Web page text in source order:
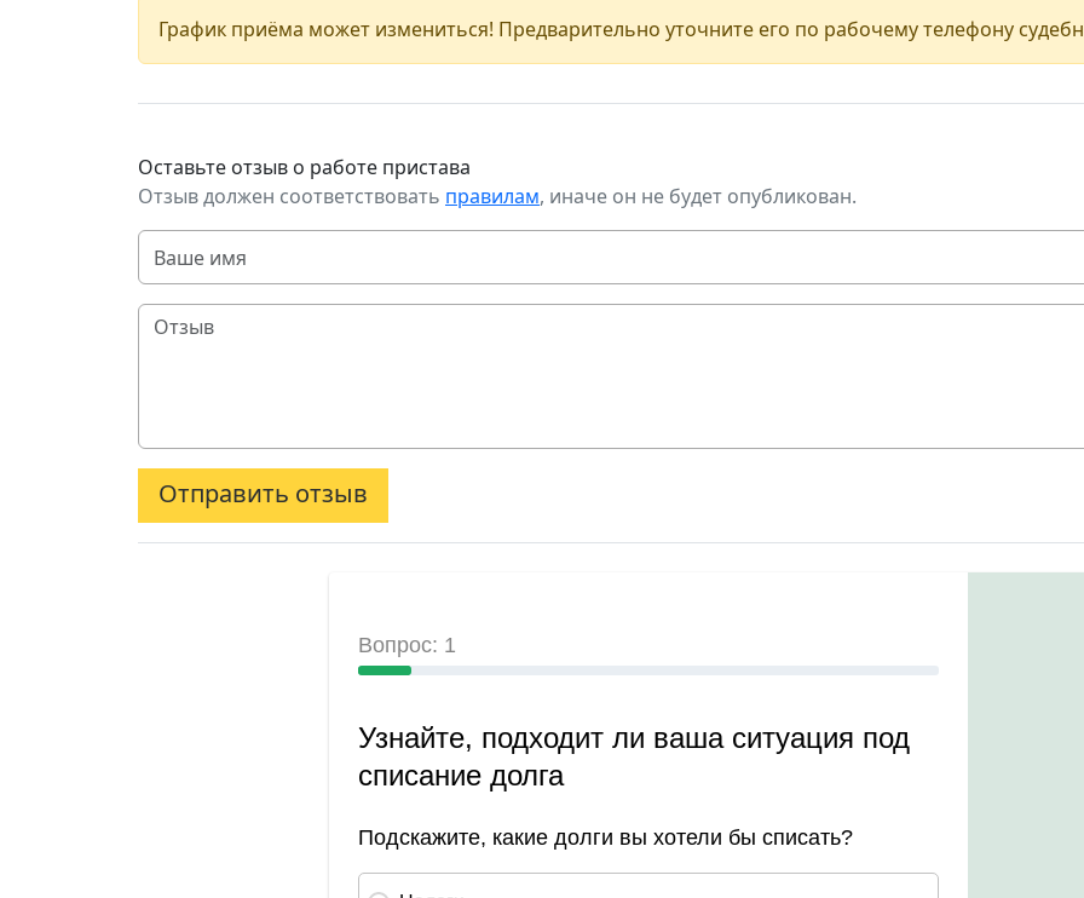
График приёма может измениться! Предварительно уточните его по рабочему телефону
Оставьте отзыв о работе пристава
Отзыв должен соответствовать правилам, иначе он не будет опубликован.
Отправить отзыв